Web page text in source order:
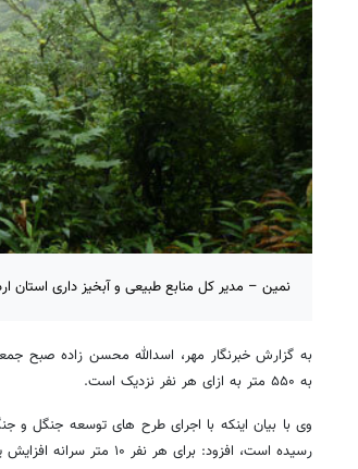
نمین – مدیر کل منابع طبیعی و‌ آبخیز داری استان
به گزارش خبرنگار مهر، اسدالله محسن زاده صبح
به ۵۵۰ متر به ازای هر نفر نزدیک است.
رسیده است، افزود: برای هر نفر ۱۰ متر سرانه افزایش یافته است.